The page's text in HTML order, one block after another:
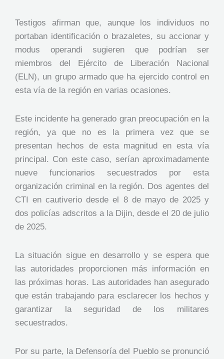
Testigos afirman que, aunque los individuos no
portaban identificación o brazaletes, su accionar y
modus operandi sugieren que podrían ser
miembros del Ejército de Liberación Nacional
(ELN), un grupo armado que ha ejercido control en
esta vía de la región en varias ocasiones.
Este incidente ha generado gran preocupación en la
región, ya que no es la primera vez que se
presentan hechos de esta magnitud en esta vía
principal. Con este caso, serían aproximadamente
nueve funcionarios secuestrados por esta
organización criminal en la región. Dos agentes del
CTI en cautiverio desde el 8 de mayo de 2025 y
dos policías adscritos a la Dijin, desde el 20 de julio
de 2025.
La situación sigue en desarrollo y se espera que
las autoridades proporcionen más información en
las próximas horas. Las autoridades han asegurado
que están trabajando para esclarecer los hechos y
garantizar la seguridad de los militares
secuestrados.
Por su parte, la Defensoría del Pueblo se pronunció